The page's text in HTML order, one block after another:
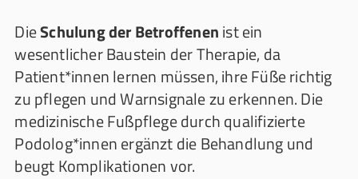
DieSchulung der Betroffenenist ein
wesentlicher Baustein der Therapie, da
Patient*innen lernen müssen, ihre Füße richtig
zu pflegen und Warnsignale zu erkennen. Die
medizinische Fußpflege durch qualifizierte
Podolog*innen ergänzt die Behandlung und
beugt Komplikationen vor.